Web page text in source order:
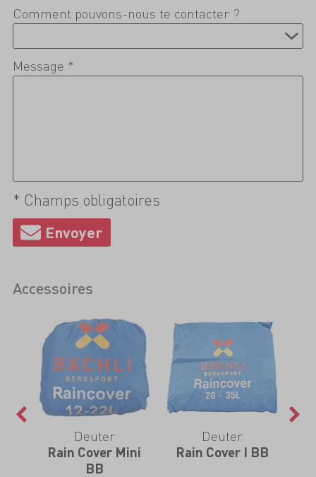
Comment pouvons-nous te contacter ?
Message *
* Champs obligatoires
Accessoires
Deuter
Rain Cover Mini
BB
Deuter
Rain Cover I BB